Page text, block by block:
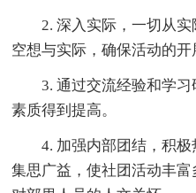
2. 深入实际，一切从实
空想与实际，确保活动的开
3. 通过交流经验和学习
素质得到提高。
4. 加强内部团结，积极
集思广益，使社团活动丰